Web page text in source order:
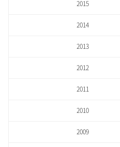
2015
2014
2013
2012
2011
2010
2009